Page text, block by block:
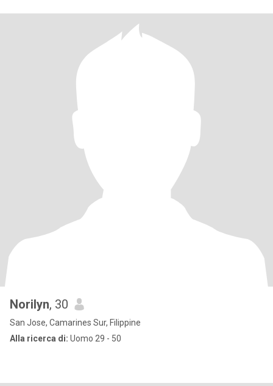
Norilyn, 30
San Jose, Camarines Sur, Filippine
Alla ricerca di: Uomo 29 - 50